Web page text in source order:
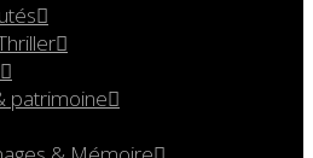
patrimoine